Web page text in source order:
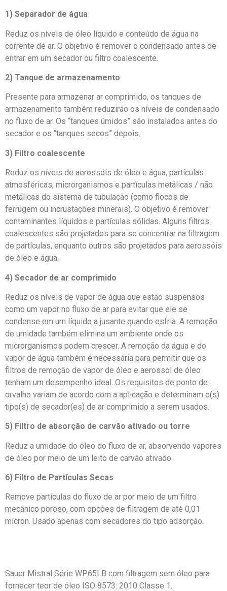
1) Separador de água
Reduz os níveis de óleo líquido e conteúdo de água na
corrente de ar. O objetivo é remover o condensado antes de
entrar em um secador ou filtro coalescente.
2) Tanque de armazenamento
Presente para armazenar ar comprimido, os tanques de
armazenamento também reduzirão os níveis de condensado
no fluxo de ar. Os “tanques úmidos” são instalados antes do
secador e os “tanques secos” depois.
3) Filtro coalescente
Reduz os níveis de aerossóis de óleo e água, partículas
atmosféricas, microrganismos e partículas metálicas / não
metálicas do sistema de tubulação (como flocos de
ferrugem ou incrustações minerais). O objetivo é remover
contaminantes líquidos e partículas sólidas. Alguns filtros
coalescentes são projetados para se concentrar na filtragem
de partículas, enquanto outros são projetados para aerossóis
de óleo e água.
4) Secador de ar comprimido
Reduz os níveis de vapor de água que estão suspensos
como um vapor no fluxo de ar para evitar que ele se
condense em um líquido a jusante quando esfria. A remoção
de umidade também elimina um ambiente onde os
microrganismos podem crescer. A remoção da água e do
vapor de água também é necessária para permitir que os
filtros de remoção de vapor de óleo e aerossol de óleo
tenham um desempenho ideal. Os requisitos de ponto de
orvalho variam de acordo com a aplicação e determinam o(s)
tipo(s) de secador(es) de ar comprimido a serem usados.
5) Filtro de absorção de carvão ativado ou torre
Reduz a umidade do óleo do fluxo de ar, absorvendo vapores
de óleo por meio de um leito de carvão ativado.
6) Filtro de Partículas Secas
Remove partículas do fluxo de ar por meio de um filtro
mecânico poroso, com opções de filtragem de até 0,01
mícron. Usado apenas com secadores do tipo adsorção.
Sauer Mistral Série WP65LB com filtragem sem óleo para
fornecer teor de óleo ISO 8573: 2010 Classe 1.